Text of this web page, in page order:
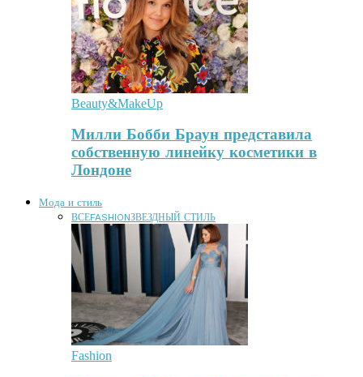
Beauty&MakeUp
Милли Бобби Браун представила
собственную линейку косметики в
Лондоне
Мода и стиль
ВСЕFASHIONЗВЕЗДНЫЙ СТИЛЬ
Fashion